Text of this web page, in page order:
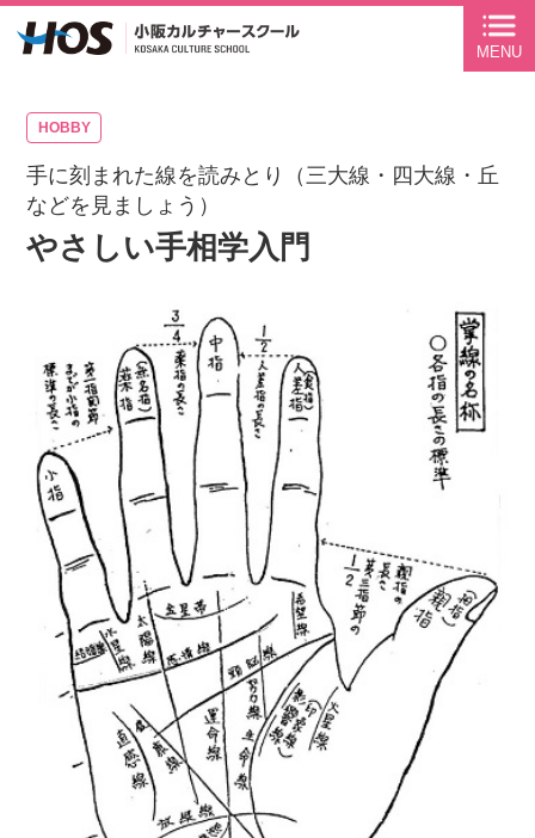
MENU
HOBBY
手に刻まれた線を読みとり（三大線・四大線・丘
などを見ましょう）
やさしい手相学入門